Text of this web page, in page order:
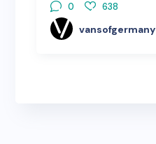
vansofgermany
0 638